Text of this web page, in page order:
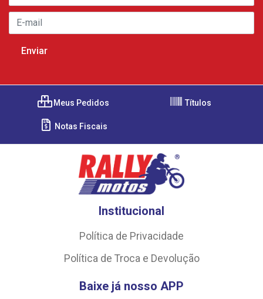
Meus Pedidos Títulos
Notas Fiscais
Institucional
Política de Privacidade
Política de Troca e Devolução
Baixe já nosso APP